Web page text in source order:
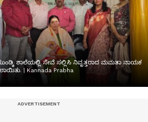
ಶಾಲೆಯಲ್ಲಿ ಸೇವೆ ಸಲ್ಲಿಸಿ ನಿವೃತ್ತರಾದ ಮಮತಾ ನಾಯಕ
| Kannada Prabha